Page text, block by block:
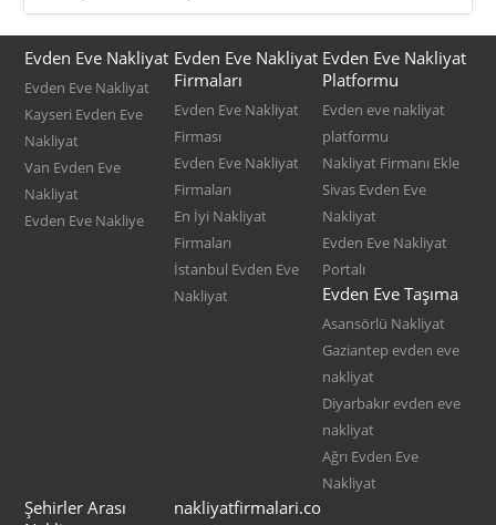
Evden Eve Nakliyat
Evden Eve Nakliyat
Kayseri Evden Eve
Nakliyat
Van Evden Eve
Nakliyat
Evden Eve Nakliye
Evden Eve Nakliyat
Firmaları
Evden Eve Nakliyat
Firması
Evden Eve Nakliyat
Firmaları
En İyi Nakliyat
Firmaları
İstanbul Evden Eve
Nakliyat
Evden Eve Nakliyat
Platformu
Evden eve nakliyat
platformu
Nakliyat Firmanı Ekle
Sivas Evden Eve
Nakliyat
Evden Eve Nakliyat
Portalı
Evden Eve Taşıma
Asansörlü Nakliyat
Gaziantep evden eve
nakliyat
Diyarbakır evden eve
nakliyat
Ağrı Evden Eve
Nakliyat
Şehirler Arası
nakliyatfirmalari.co